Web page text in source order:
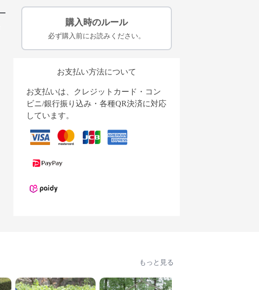
購入時のルール
必ず購入前にお読みください。
お支払い方法について
お支払いは、クレジットカード・コン
ビニ/銀行振り込み・各種QR決済に対応
しています。
もっと見る